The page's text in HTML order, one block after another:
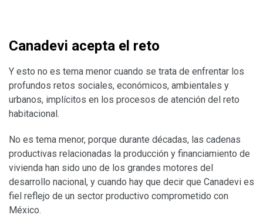
Canadevi acepta el reto
Y esto no es tema menor cuando se trata de enfrentar los
profundos retos sociales, económicos, ambientales y
urbanos, implícitos en los procesos de atención del reto
habitacional.
No es tema menor, porque durante décadas, las cadenas
productivas relacionadas la producción y financiamiento de
vivienda han sido uno de los grandes motores del
desarrollo nacional, y cuando hay que decir que Canadevi es
fiel reflejo de un sector productivo comprometido con
México.